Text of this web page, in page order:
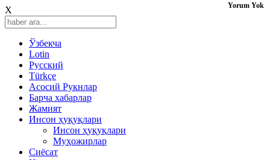
X
Ўзбекча
Lotin
Русский
Türkçe
Асосий Рукнлар
Барча хабарлар
Жамият
Инсон ҳуқуқлари
Инсон ҳуқуқлари
Муҳожирлар
Сиёсат
Yorum Yok